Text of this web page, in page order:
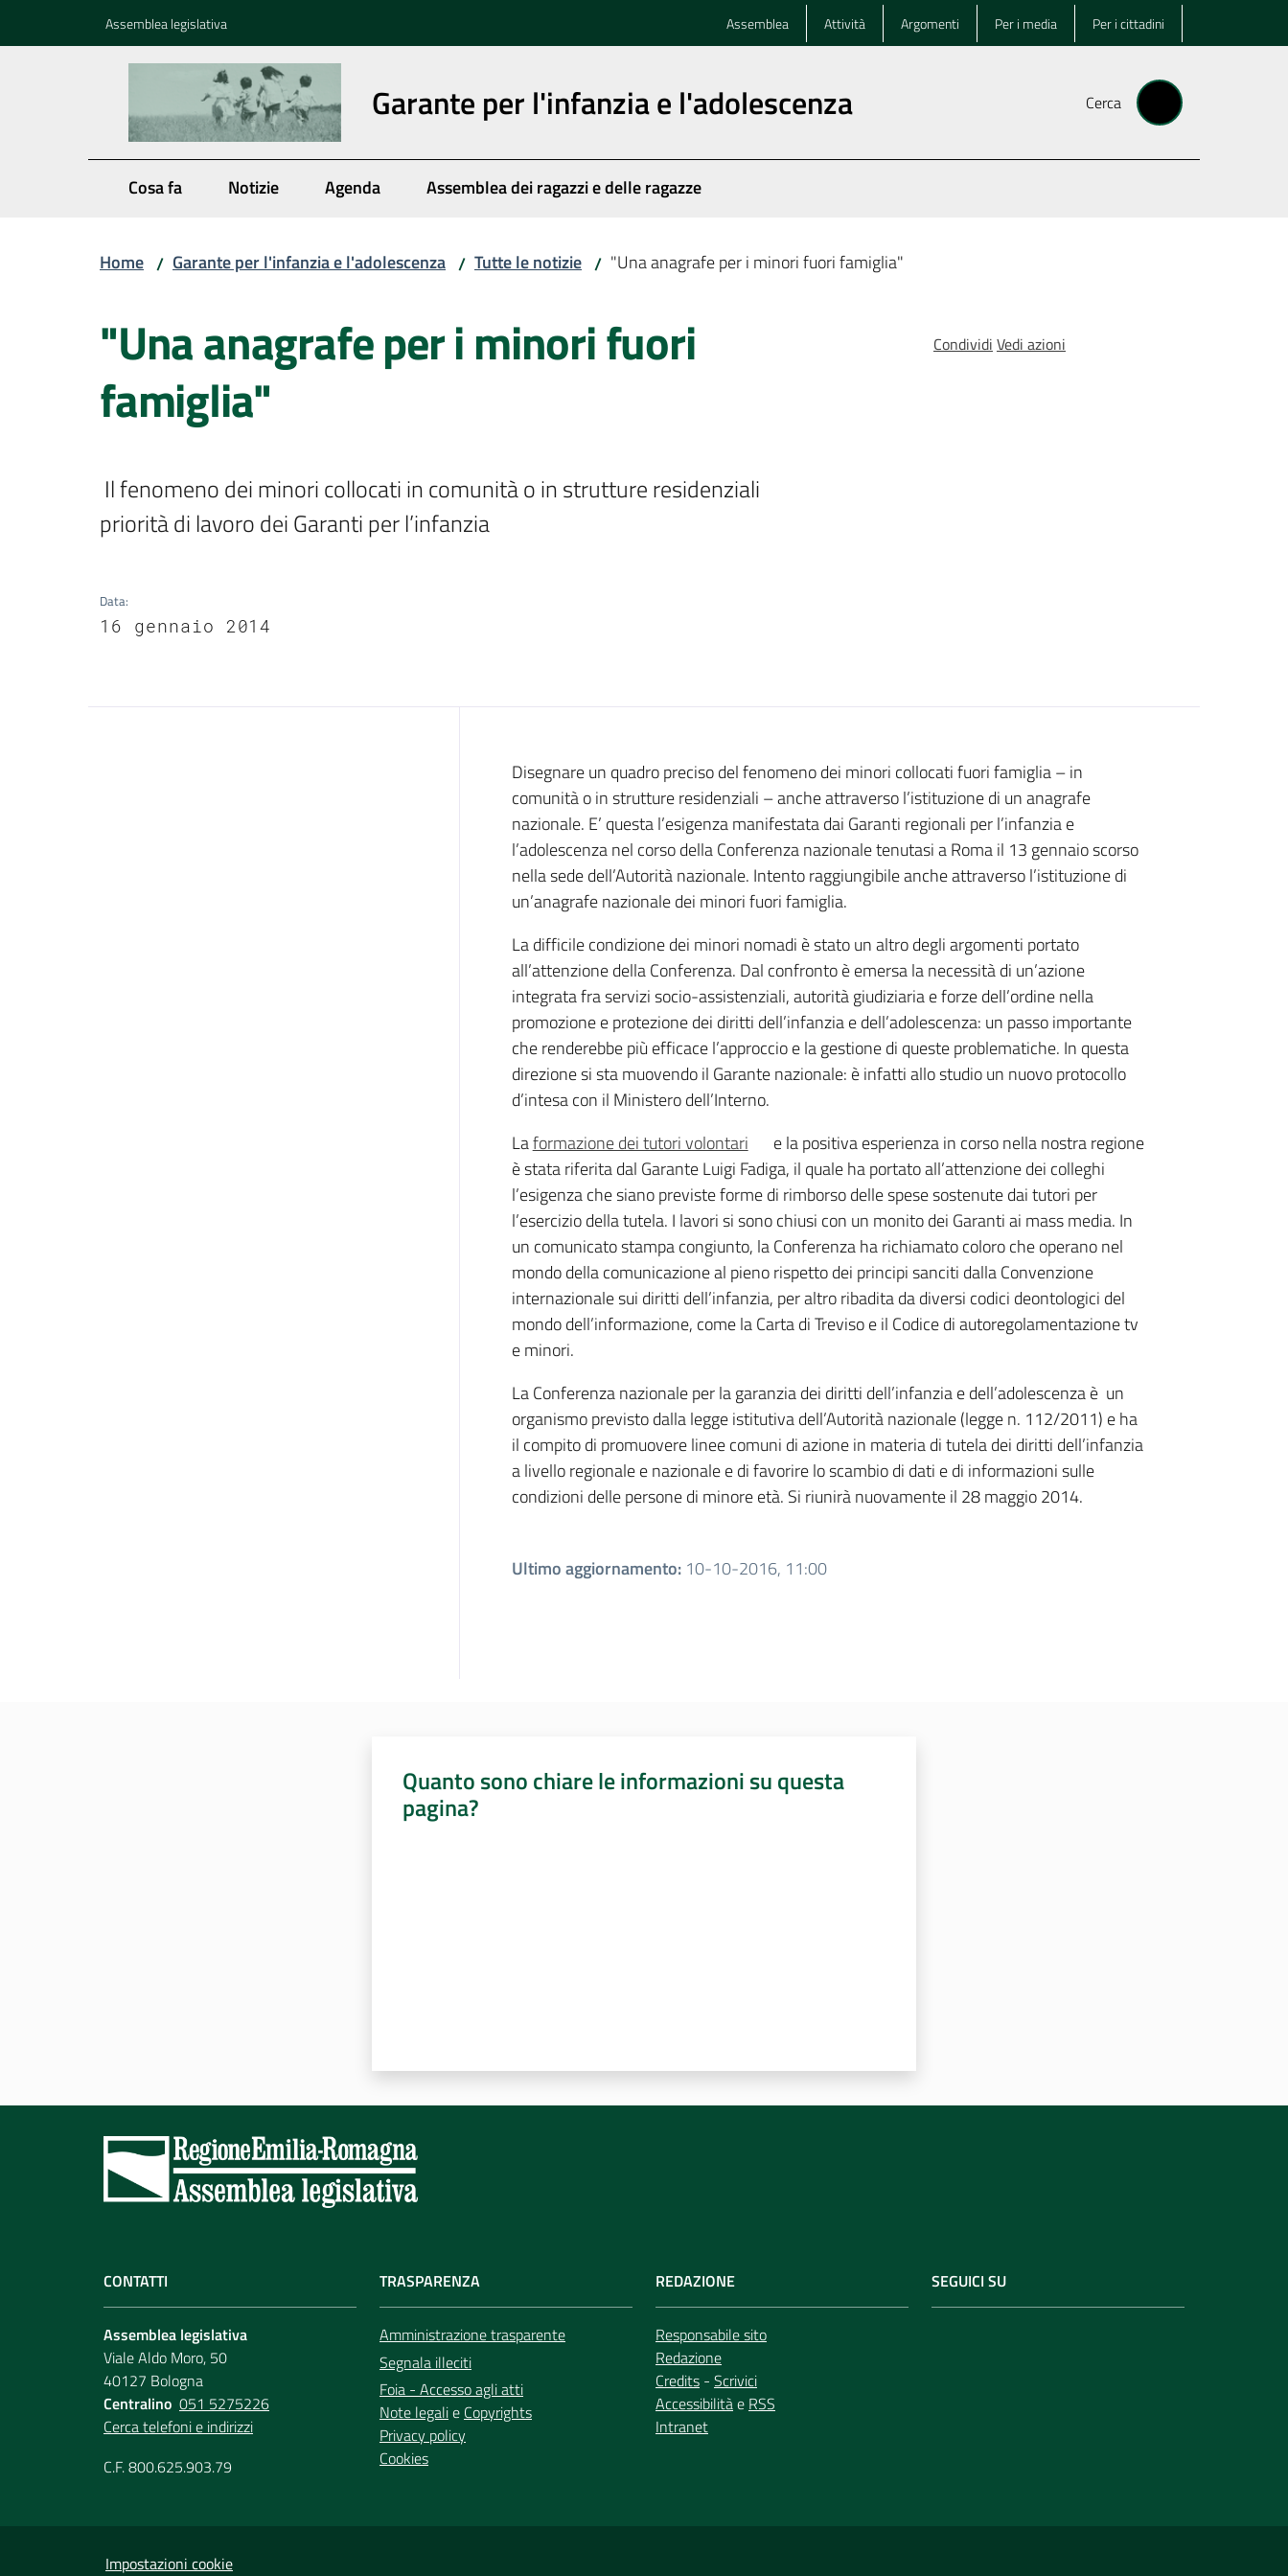
Assemblea legislativa Assemblea Attività Argomenti Per i media Per i cittadini
Garante per l'infanzia e l'adolescenza Cerca
Cosa fa Notizie Agenda Assemblea dei ragazzi e delle ragazze
Home / Garante per l'infanzia e l'adolescenza / Tutte le notizie / "Una anagrafe per i minori fuori famiglia"
"Una anagrafe per i minori fuori
famiglia"
priorità di lavoro dei Garanti per l’infanzia
Data:
16 gennaio 2014
Condividi Vedi azioni
Introduzione
Disegnare un quadro preciso del fenomeno dei minori collocati fuori famiglia – in
comunità o in strutture residenziali – anche attraverso l’istituzione di un anagrafe
nazionale. E’ questa l’esigenza manifestata dai Garanti regionali per l’infanzia e
l’adolescenza nel corso della Conferenza nazionale tenutasi a Roma il 13 gennaio scorso
nella sede dell’Autorità nazionale. Intento raggiungibile anche attraverso l’istituzione di
un’anagrafe nazionale dei minori fuori famiglia.
La difficile condizione dei minori nomadi è stato un altro degli argomenti portato
all’attenzione della Conferenza. Dal confronto è emersa la necessità di un’azione
integrata fra servizi socio-assistenziali, autorità giudiziaria e forze dell’ordine nella
promozione e protezione dei diritti dell’infanzia e dell’adolescenza: un passo importante
che renderebbe più efficace l’approccio e la gestione di queste problematiche. In questa
direzione si sta muovendo il Garante nazionale: è infatti allo studio un nuovo protocollo
d’intesa con il Ministero dell’Interno.
Laformazione dei tutori volontari
e la positiva esperienza in corso nella nostra regione
è stata riferita dal Garante Luigi Fadiga, il quale ha portato all’attenzione dei colleghi
l’esigenza che siano previste forme di rimborso delle spese sostenute dai tutori per
l’esercizio della tutela. I lavori si sono chiusi con un monito dei Garanti ai mass media. In
un comunicato stampa congiunto, la Conferenza ha richiamato coloro che operano nel
mondo della comunicazione al pieno rispetto dei principi sanciti dalla Convenzione
internazionale sui diritti dell’infanzia, per altro ribadita da diversi codici deontologici del
mondo dell’informazione, come la Carta di Treviso e il Codice di autoregolamentazione tv
e minori.
La Conferenza nazionale per la garanzia dei diritti dell’infanzia e dell’adolescenza è un
organismo previsto dalla legge istitutiva dell’Autorità nazionale (legge n. 112/2011) e ha
il compito di promuovere linee comuni di azione in materia di tutela dei diritti dell’infanzia
a livello regionale e nazionale e di favorire lo scambio di dati e di informazioni sulle
condizioni delle persone di minore età. Si riunirà nuovamente il 28 maggio 2014.
Ultimo aggiornamento: 10-10-2016, 11:00
Quanto sono chiare le informazioni su questa
pagina?
CONTATTI
Assemblea legislativa
Viale Aldo Moro, 50
40127 Bologna
Centralino 051 5275226
Cerca telefoni e indirizzi
C.F. 800.625.903.79
TRASPARENZA
Amministrazione trasparente
Segnala illeciti
Foia - Accesso agli atti
Note legalie Copyrights
Privacy policy
Cookies
REDAZIONE
Responsabile sito
Redazione
Credits - Scrivici
Accessibilitàe RSS
Intranet
SEGUICI SU
Impostazioni cookie